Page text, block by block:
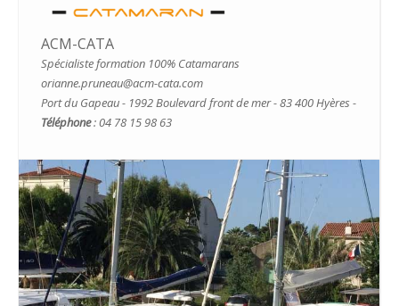
ACM-CATA
Spécialiste formation 100% Catamarans
orianne.pruneau@acm-cata.com
Port du Gapeau - 1992 Boulevard front de mer - 83 400 Hyères -
Téléphone: 04 78 15 98 63